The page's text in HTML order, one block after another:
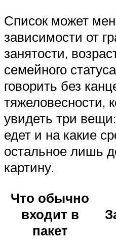
Список может
зависимости от
занятости,
семейного
говорить без
тяжеловесности,
увидеть три
едет и на какие
остальное лишь
картину.
Что обычно
входит в
пакет